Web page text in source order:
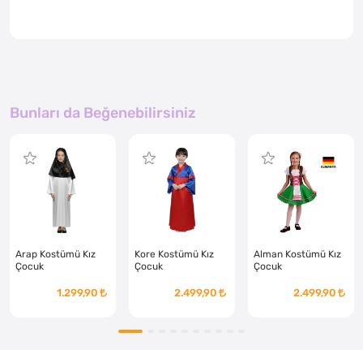
Bunları da Beğenebilirsiniz
Arap Kostümü Kız
Çocuk
1.299,90
Kore Kostümü Kız
Çocuk
2.499,90
Alman Kostümü Kız
Çocuk
2.499,90